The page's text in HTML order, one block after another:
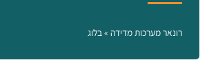
רונאר מערכות מדידה »בלוג